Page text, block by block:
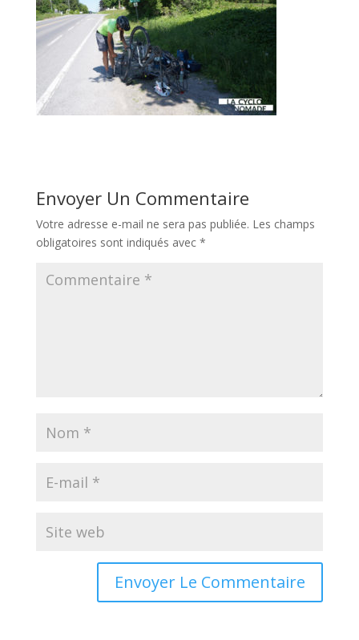
Envoyer Un Commentaire
Votre adresse e-mail ne sera pas publiée. Les champs
obligatoires sont indiqués avec *